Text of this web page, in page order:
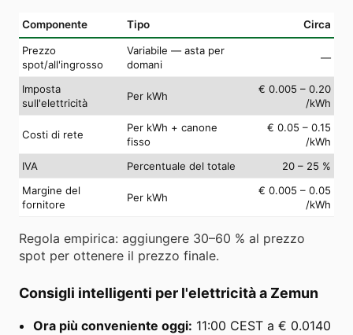
Componente Tipo Circa
Prezzo
spot/all'ingrosso
Variabile — asta per
domani
—
Imposta
sull'elettricità
Per kWh
€ 0.005 – 0.20
/kWh
Costi di rete
Per kWh + canone
fisso
€ 0.05 – 0.15
/kWh
IVA
Percentuale del totale
20 – 25 %
Margine del
fornitore
Per kWh
€ 0.005 – 0.05
/kWh
Regola empirica: aggiungere 30–60 % al prezzo
spot per ottenere il prezzo finale.
Consigli intelligenti per l'elettricità a Zemun
Ora più conveniente oggi: 11:00 CEST a € 0.0140